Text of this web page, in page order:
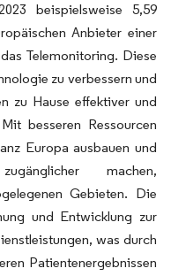
beispielsweise 5,59
Anbieter einer
Telemonitoring. Diese
zu verbessern und
zu Hause effektiver und
besseren Ressourcen
Europa ausbauen und
machen,
Gebieten. Die
und Entwicklung zur
was durch
Patientenergebnissen